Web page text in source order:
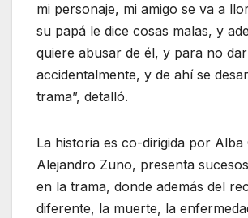
mi personaje, mi amigo se va a
su papá le dice cosas malas, y
quiere abusar de él, y para no
accidentalmente, y de ahí se
trama”, detalló.
La historia es co-dirigida por Alba
Alejandro Zuno, presenta
en la trama, donde además del
diferente, la muerte, la